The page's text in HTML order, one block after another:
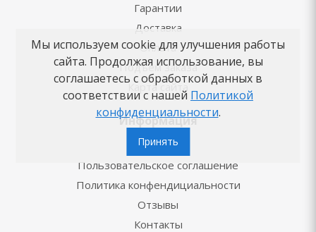
Гарантии
Доставка
Оплата
Подъём заказа
Карта сайта
Информация
О компании
Пользовательское соглашение
Политика конфендициальности
Отзывы
Контакты
Мы используем cookie для улучшения работы
сайта. Продолжая использование, вы
соглашаетесь с обработкой данных в
соответствии с нашей Политикой
конфиденциальности.
Принять